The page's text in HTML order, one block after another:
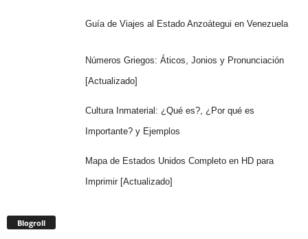
Guía de Viajes al Estado Anzoátegui en Venezuela
Números Griegos: Áticos, Jonios y Pronunciación
[Actualizado]
Cultura Inmaterial: ¿Qué es?, ¿Por qué es
Importante? y Ejemplos
Mapa de Estados Unidos Completo en HD para
Imprimir [Actualizado]
Blogroll